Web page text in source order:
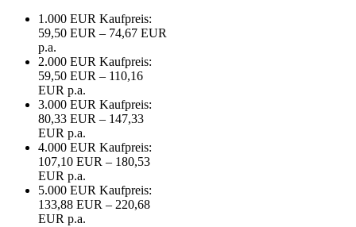
1.000 EUR Kaufpreis:
59,50 EUR – 74,67 EUR
p.a.
2.000 EUR Kaufpreis:
59,50 EUR – 110,16
EUR p.a.
3.000 EUR Kaufpreis:
80,33 EUR – 147,33
EUR p.a.
4.000 EUR Kaufpreis:
107,10 EUR – 180,53
EUR p.a.
5.000 EUR Kaufpreis:
133,88 EUR – 220,68
EUR p.a.